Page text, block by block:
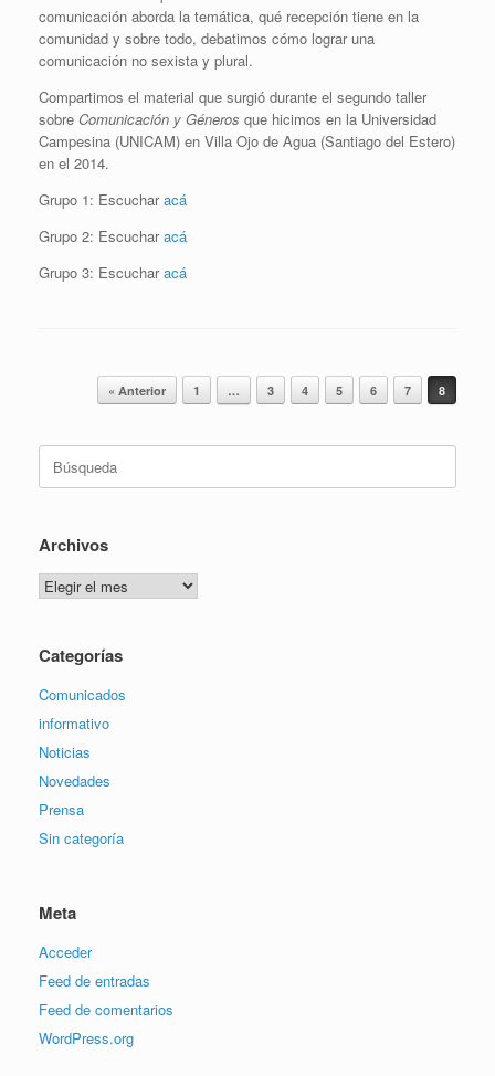
comunicación aborda la temática, qué recepción tiene en la
comunidad y sobre todo, debatimos cómo lograr una
comunicación no sexista y plural.
Compartimos el material que surgió durante el segundo taller
sobre Comunicación y Géneros que hicimos en la Universidad
Campesina (UNICAM) en Villa Ojo de Agua (Santiago del Estero)
en el 2014.
Grupo 1: Escucharacá
Grupo 2: Escucharacá
Grupo 3: Escucharacá
Navegador de artículos
« Anterior 1 … 3 4 5 6 7 8
Archivos
Archivos
Categorías
Comunicados
informativo
Noticias
Novedades
Prensa
Sin categoría
Meta
Acceder
Feed de entradas
Feed de comentarios
WordPress.org